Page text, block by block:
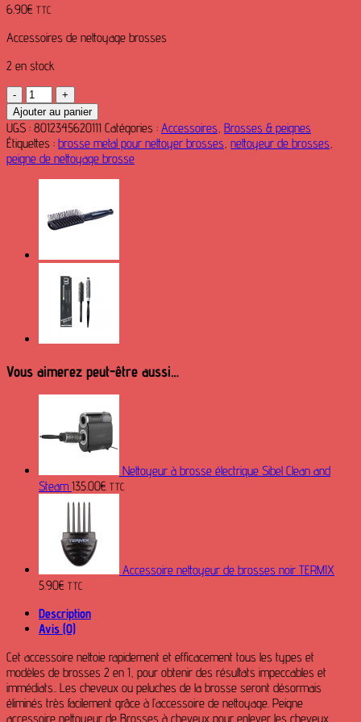
6.90€ TTC
Accessoires de nettoyage brosses
2 en stock
quantité
de
Accessoires
de
nettoyage
pour
cheveux
Pro
Ajouter au panier
UGS : 8012345620111 Catégories : Accessoires, Brosses & peignes
Étiquettes : brosse metal pour nettoyer brosses, nettoyeur de brosses,
peigne de nettoyage brosse
Vous aimerez peut-être aussi…
Nettoyeur à brosse électrique Sibel Clean and
Steam 135.00€ TTC
Accessoire nettoyeur de brosses noir TERMIX
5.90€ TTC
Description
Avis (0)
Cet accessoire nettoie rapidement et efficacement tous les types et
modèles de brosses 2 en 1, pour obtenir des résultats impeccables et
immédiats.. Les cheveux ou peluches de la brosse seront désormais
éliminés très facilement grâce à l’accessoire de nettoyage. Peigne
accessoire nettoyeur de Brosses à cheveux pour enlever les cheveux